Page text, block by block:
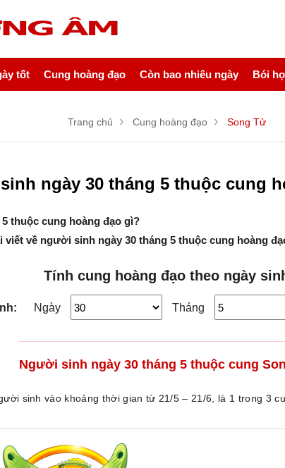
tốt Cung hoàng đạo Còn bao nhiêu ngày Bói
Trang chủ Cung hoàng đạo Song Tử
ngày 30 tháng 5 thuộc cung
thuộc cung hoàng đạo gì?
viết về người sinh ngày 30 tháng 5 thuộc cung hoàng
Tính cung hoàng đạo theo ngày
Ngày Tháng
Người sinh ngày 30 tháng 5 thuộc cung
sinh vào khoảng thời gian từ 21/5 – 21/6, là 1 trong 3